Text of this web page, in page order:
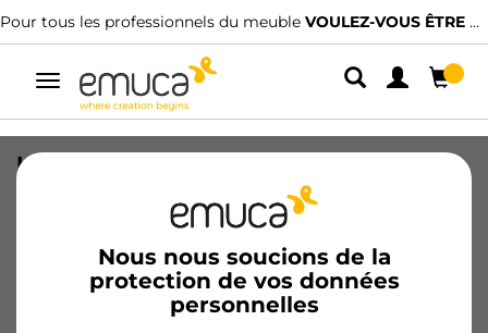
Pour tous les professionnels du meuble VOULEZ-VOUS ÊTRE CLIENT ?
Alterner
navigation
Nous nous soucions de la
protection de vos données
personnelles
Lot de 20 supports d'étagères en
bois/verre, pas de profilé 50mm,
longueur 350mm, Acier, Blanc
7908312/EAN 8432393002866
Produits essentiels